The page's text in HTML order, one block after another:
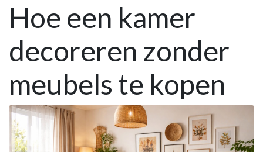
Hoe een kamer
decoreren zonder
meubels te kopen